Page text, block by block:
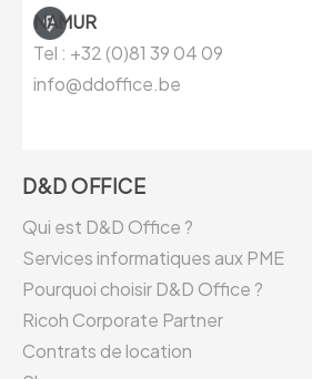
NAMUR
Tel : +32 (0)81 39 04 09
info@ddoffice.be
D&D OFFICE
Qui est D&D Office ?
Services informatiques aux PME
Pourquoi choisir D&D Office ?
Ricoh Corporate Partner
Contrats de location